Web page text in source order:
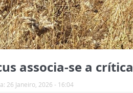
associa-se a
a: 26 Janeiro, 2026 - 16:04